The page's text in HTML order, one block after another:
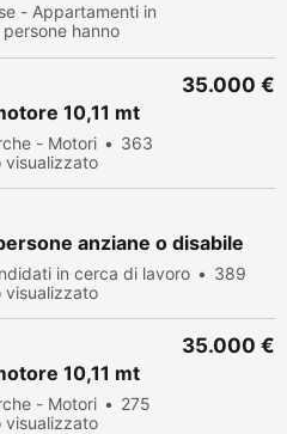
- Appartamenti in
hanno
10,11 mt
- Motori
363
visualizzato
35.000 €
anziane o disabile
in cerca di lavoro
389
visualizzato
10,11 mt
- Motori
275
visualizzato
35.000 €